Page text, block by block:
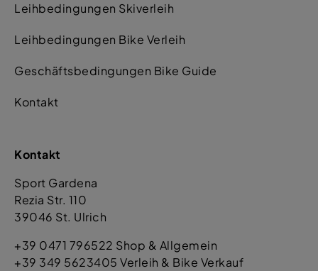
Leihbedingungen Skiverleih
Leihbedingungen Bike Verleih
Geschäftsbedingungen Bike Guide
Kontakt
Kontakt
Sport Gardena
Rezia Str. 110
39046 St. Ulrich
+39 0471 796522 Shop & Allgemein
+39 349 5623405 Verleih & Bike Verkauf